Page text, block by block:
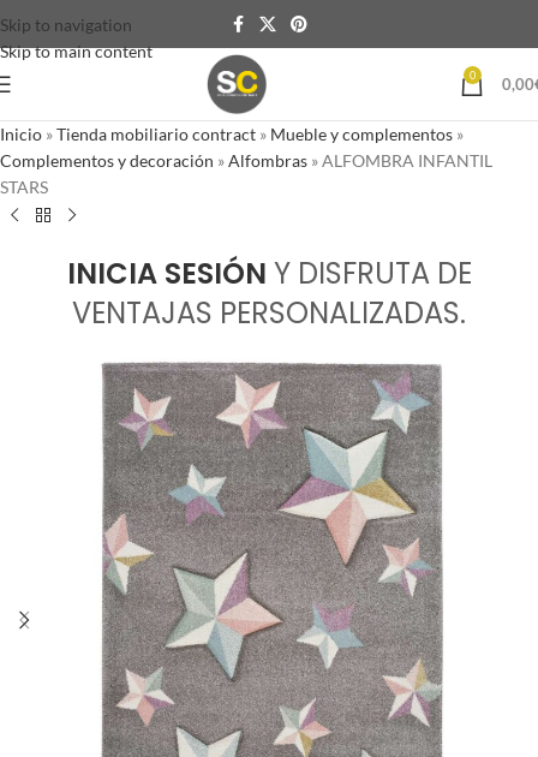
Skip to navigation
Skip to main content
0 0,00
Inicio »Tienda mobiliario contract » Mueble y complementos »
Complementos y decoración »Alfombras »ALFOMBRA INFANTIL
STARS
INICIA SESIÓN Y DISFRUTA DE
VENTAJAS PERSONALIZADAS.